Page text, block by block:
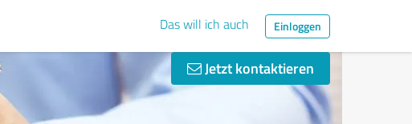
Das will ich auch Einloggen
Jetzt kontaktieren